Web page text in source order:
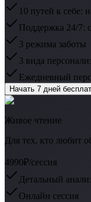
10 путей к себе:
Поддержка 24/7:
3 режима заботы
3 вида
Ежедневный
Начать 7 дней
Живое чтение
Для тех, кто любит
4990₽/сессия
Детальный
Онлайн сессия